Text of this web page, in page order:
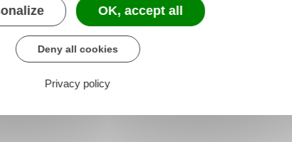
OK, accept all
Deny all cookies
Privacy policy